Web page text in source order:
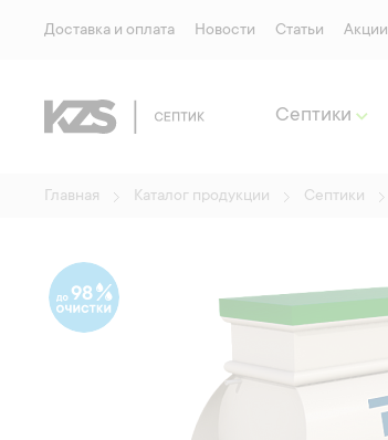
Доставка и оплата Новости Статьи Акции
Септики
Главная Каталог продукции Септики
98